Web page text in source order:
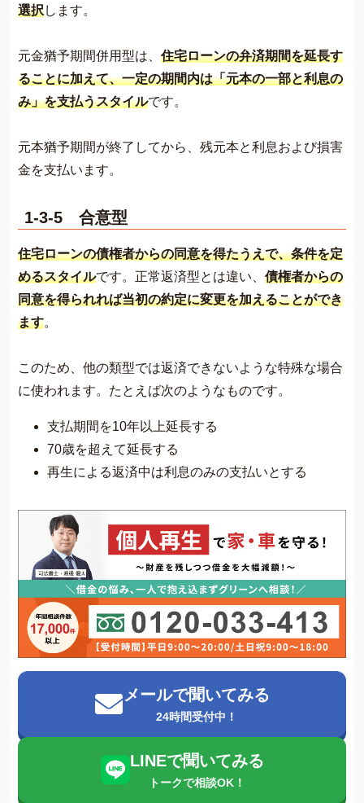
選択します。
元金猶予期間併用型は、 住宅ローンの弁済期間を延長す
ることに加えて、一定の期間内は「元本の一部と利息の
み」を支払うスタイルです。
元本猶予期間が終了してから、残元本と利息および損害
金を支払います。
1-3-5 合意型
住宅ローンの債権者からの同意を得たうえで、条件を定
めるスタイルです。正常返済型とは違い、 債権者からの
同意を得られれば当初の約定に変更を加えることができ
ます。
このため、他の類型では返済できないような特殊な場合
に使われます。たとえば次のようなものです。
支払期間を10年以上延長する
70歳を超えて延長する
再生による返済中は利息のみの支払いとする
メールで聞いてみる
24時間受付中！
LINEで聞いてみる
トークで相談OK！